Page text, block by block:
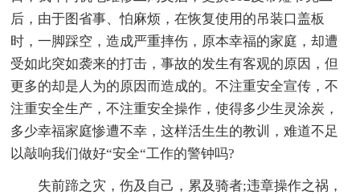
后，由于图省事、怕麻烦，在恢复使用的吊装口盖板
时，一脚踩空，造成严重摔伤，原本幸福的家庭，却遭
受如此突如袭来的打击，事故的发生有客观的原因，但
更多的却是人为的原因而造成的。不注重安全宣传，不
注重安全生产，不注重安全操作，使得多少生灵涂炭，
多少幸福家庭惨遭不幸，这样活生生的教训，难道不足
以敲响我们做好“安全“工作的警钟吗?
失前蹄之灾，伤及自己，累及骑者;违章操作之祸，